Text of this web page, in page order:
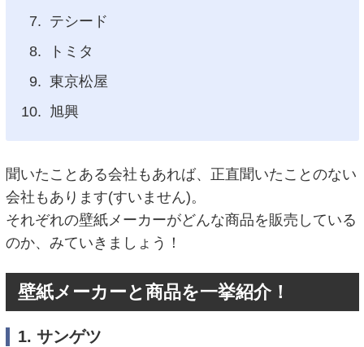
テシード
トミタ
東京松屋
旭興
聞いたことある会社もあれば、正直聞いたことのない
会社もあります(すいません)。
それぞれの壁紙メーカーがどんな商品を販売している
のか、みていきましょう！
壁紙メーカーと商品を一挙紹介！
1. サンゲツ